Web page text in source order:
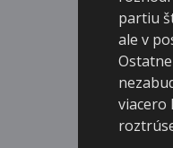
partiu
ale v
viacero